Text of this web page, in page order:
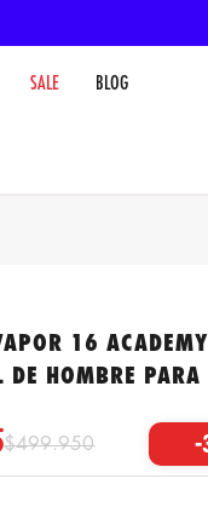
SALE BLOG
16
DE HOMBRE PARA
$499.950 -